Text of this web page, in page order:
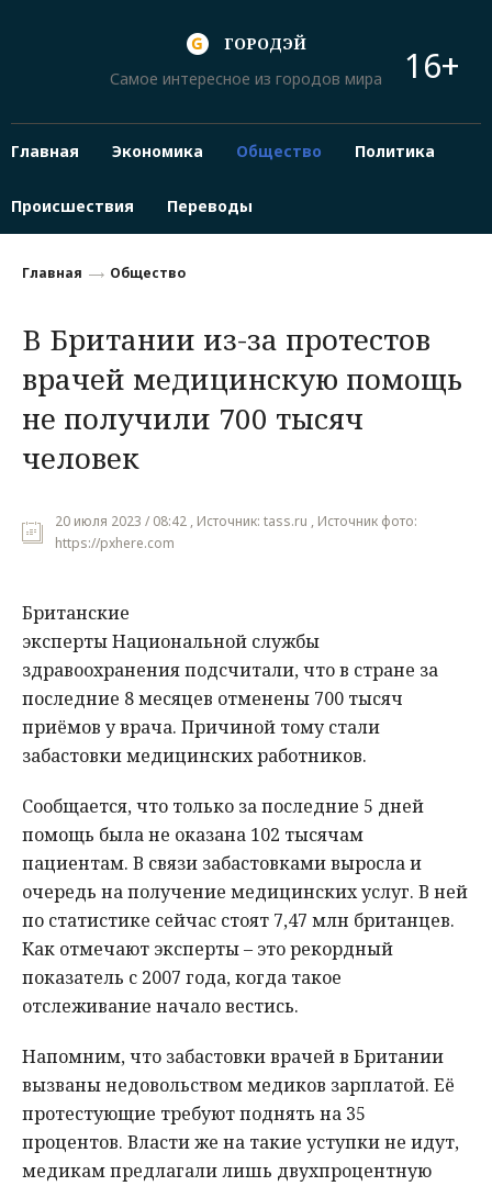
ГОРОДЭЙ
Самое интересное из городов мира
16+
Главная Экономика Общество Политика
Происшествия Переводы
Главная Общество
В Британии из-за протестов
врачей медицинскую помощь
не получили 700 тысяч
человек
20 июля 2023 / 08:42 , Источник: tass.ru , Источник фото:
https://pxhere.com
Британские
эксперты Национальной службы
здравоохранения подсчитали, что в стране за
последние 8 месяцев отменены 700 тысяч
приёмов у врача. Причиной тому стали
забастовки медицинских работников.
Сообщается, что только за последние 5 дней
помощь была не оказана 102 тысячам
пациентам. В связи забастовками выросла и
очередь на получение медицинских услуг. В ней
по статистике сейчас стоят 7,47 млн британцев.
Как отмечают эксперты – это рекордный
показатель с 2007 года, когда такое
отслеживание начало вестись.
Напомним, что забастовки врачей в Британии
вызваны недовольством медиков зарплатой. Её
протестующие требуют поднять на 35
процентов. Власти же на такие уступки не идут,
медикам предлагали лишь двухпроцентную